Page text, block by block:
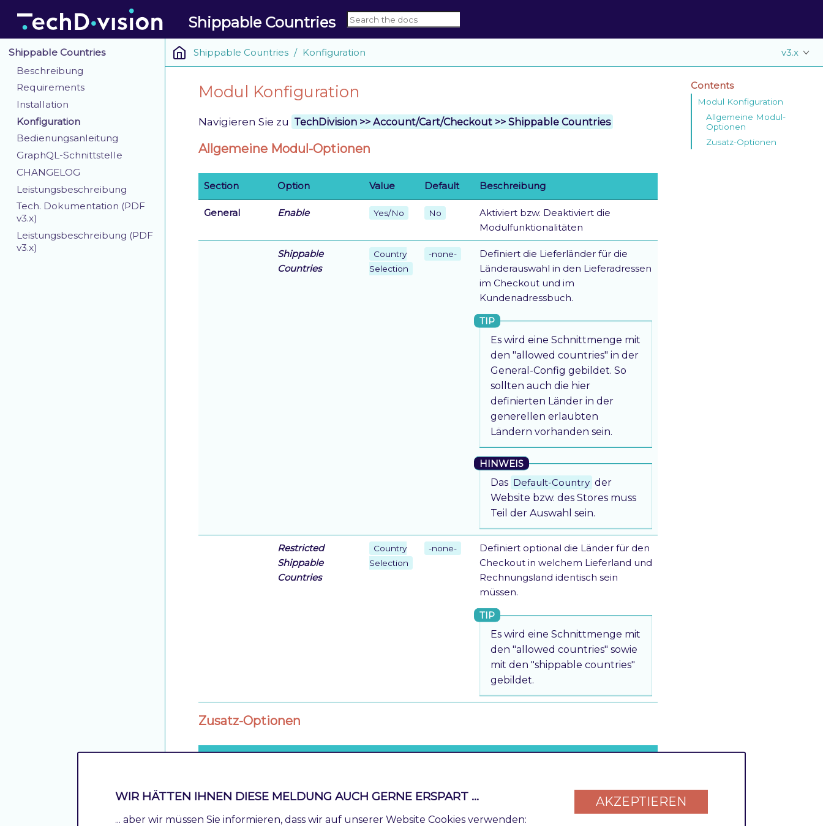
Shippable Countries
Shippable Countries
Beschreibung
Requirements
Installation
Konfiguration
Bedienungsanleitung
GraphQL-Schnittstelle
CHANGELOG
Leistungsbeschreibung
Tech. Dokumentation (PDF
v3.x)
Leistungsbeschreibung (PDF
v3.x)
Shippable Countries Konfiguration v3.x
Contents
Modul Konfiguration
Allgemeine Modul-
Optionen
Zusatz-Optionen
Modul Konfiguration
Navigieren Sie zu TechDivision >> Account/Cart/Checkout >> Shippable Countries
Allgemeine Modul-Optionen
Section Option Value Default Beschreibung
General Enable Yes/No No
Aktiviert bzw. Deaktiviert die
Modulfunktionalitäten
Shippable
Countries
Country
Selection
-none-
Definiert die Lieferländer für die
Länderauswahl in den Lieferadressen
im Checkout und im
Kundenadressbuch.
Es wird eine Schnittmenge mit
den "allowed countries" in der
General-Config gebildet. So
sollten auch die hier
definierten Länder in der
generellen erlaubten
Ländern vorhanden sein.
Das Default-Country der
Website bzw. des Stores muss
Teil der Auswahl sein.
Restricted
Shippable
Countries
Country
Selection
-none-
Definiert optional die Länder für den
Checkout in welchem Lieferland und
Rechnungsland identisch sein
müssen.
Es wird eine Schnittmenge mit
den "allowed countries" sowie
mit den "shippable countries"
gebildet.
Zusatz-Optionen
customer
section
Ländereinschränkungen im
Kundenadressbuch bei
WIR HÄTTEN IHNEN DIESE MELDUNG AUCH GERNE ERSPART ...
... aber wir müssen Sie informieren, dass wir auf unserer Website Cookies verwenden:
AKZEPTIEREN